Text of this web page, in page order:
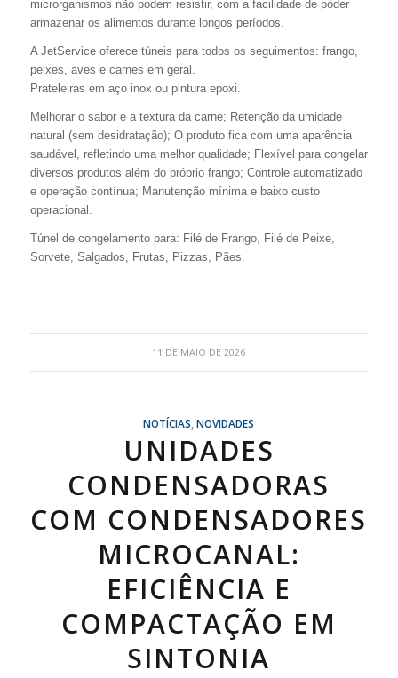
microrganismos não podem resistir, com a facilidade de poder
armazenar os alimentos durante longos períodos.
A JetService oferece túneis para todos os seguimentos: frango,
peixes, aves e carnes em geral.
Prateleiras em aço inox ou pintura epoxi.
Melhorar o sabor e a textura da carne; Retenção da umidade
natural (sem desidratação); O produto fica com uma aparência
saudável, refletindo uma melhor qualidade; Flexível para congelar
diversos produtos além do próprio frango; Controle automatizado
e operação contínua; Manutenção mínima e baixo custo
operacional.
Túnel de congelamento para: Filé de Frango, Filé de Peixe,
Sorvete, Salgados, Frutas, Pizzas, Pães.
11 DE MAIO DE 2026
NOTÍCIAS,NOVIDADES
UNIDADES
CONDENSADORAS
COM CONDENSADORES
MICROCANAL:
EFICIÊNCIA E
COMPACTAÇÃO EM
SINTONIA